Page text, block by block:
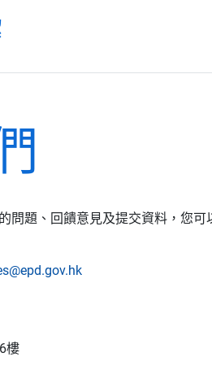
問題、回饋意見及提交資料，您可
樓